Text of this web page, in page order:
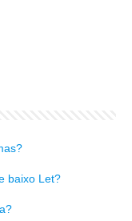
baixo Let?